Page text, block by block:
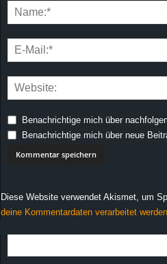
Benachrichtige mich über
Benachrichtige mich über neue
Diese Website verwendet Akismet, um
deine Kommentardaten verarbeitet werden.